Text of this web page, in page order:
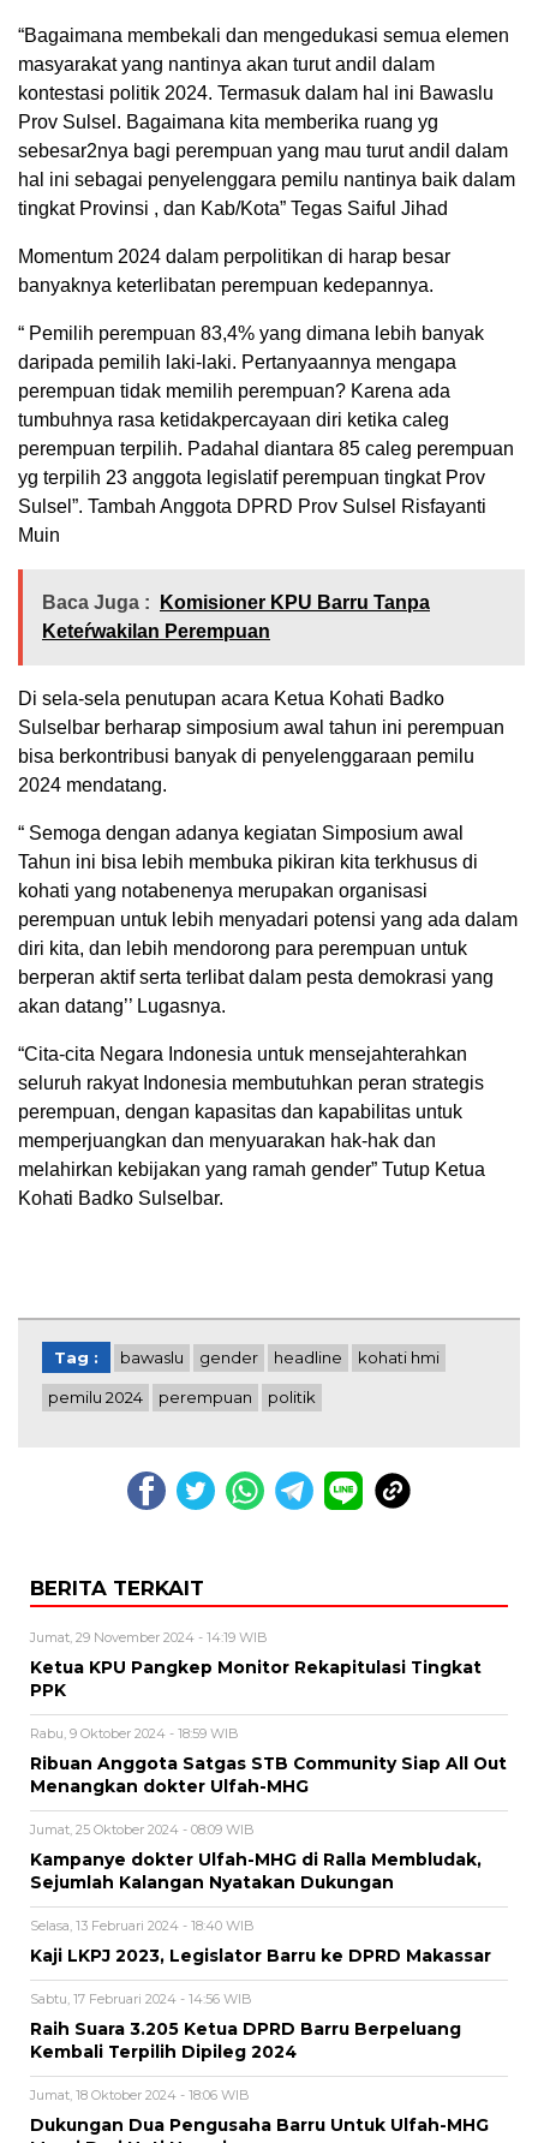
“Bagaimana membekali dan mengedukasi semua elemen
masyarakat yang nantinya akan turut andil dalam
kontestasi politik 2024. Termasuk dalam hal ini Bawaslu
Prov Sulsel. Bagaimana kita memberika ruang yg
sebesar2nya bagi perempuan yang mau turut andil dalam
hal ini sebagai penyelenggara pemilu nantinya baik dalam
tingkat Provinsi , dan Kab/Kota” Tegas Saiful Jihad
Momentum 2024 dalam perpolitikan di harap besar
banyaknya keterlibatan perempuan kedepannya.
“ Pemilih perempuan 83,4% yang dimana lebih banyak
daripada pemilih laki-laki. Pertanyaannya mengapa
perempuan tidak memilih perempuan? Karena ada
tumbuhnya rasa ketidakpercayaan diri ketika caleg
perempuan terpilih. Padahal diantara 85 caleg perempuan
yg terpilih 23 anggota legislatif perempuan tingkat Prov
Sulsel”. Tambah Anggota DPRD Prov Sulsel Risfayanti
Muin
Baca Juga :
Komisioner KPU Barru Tanpa
Keteŕwakilan Perempuan
Di sela-sela penutupan acara Ketua Kohati Badko
Sulselbar berharap simposium awal tahun ini perempuan
bisa berkontribusi banyak di penyelenggaraan pemilu
2024 mendatang.
“ Semoga dengan adanya kegiatan Simposium awal
Tahun ini bisa lebih membuka pikiran kita terkhusus di
kohati yang notabenenya merupakan organisasi
perempuan untuk lebih menyadari potensi yang ada dalam
diri kita, dan lebih mendorong para perempuan untuk
berperan aktif serta terlibat dalam pesta demokrasi yang
akan datang’’ Lugasnya.
“Cita-cita Negara Indonesia untuk mensejahterahkan
seluruh rakyat Indonesia membutuhkan peran strategis
perempuan, dengan kapasitas dan kapabilitas untuk
memperjuangkan dan menyuarakan hak-hak dan
melahirkan kebijakan yang ramah gender” Tutup Ketua
Kohati Badko Sulselbar.
Tag : bawaslu gender headline kohati hmi
pemilu 2024 perempuan politik
BERITA TERKAIT
Jumat, 29 November 2024 - 14:19 WIB
Ketua KPU Pangkep Monitor Rekapitulasi Tingkat
PPK
Rabu, 9 Oktober 2024 - 18:59 WIB
Ribuan Anggota Satgas STB Community Siap All Out
Menangkan dokter Ulfah-MHG
Jumat, 25 Oktober 2024 - 08:09 WIB
Kampanye dokter Ulfah-MHG di Ralla Membludak,
Sejumlah Kalangan Nyatakan Dukungan
Selasa, 13 Februari 2024 - 18:40 WIB
Kaji LKPJ 2023, Legislator Barru ke DPRD Makassar
Sabtu, 17 Februari 2024 - 14:56 WIB
Raih Suara 3.205 Ketua DPRD Barru Berpeluang
Kembali Terpilih Dipileg 2024
Jumat, 18 Oktober 2024 - 18:06 WIB
Dukungan Dua Pengusaha Barru Untuk Ulfah-MHG